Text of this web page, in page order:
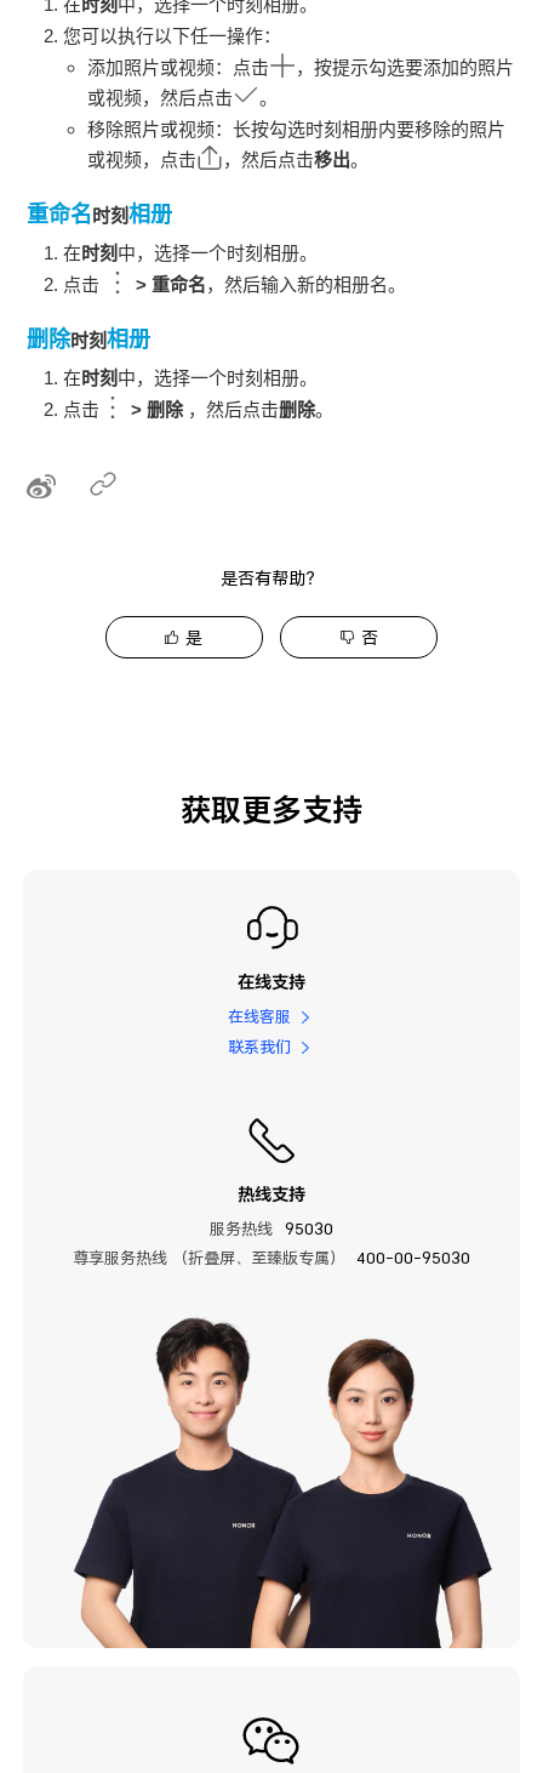
您可以执行以下任一操作：
添加照片或视频：点击
，按提示勾选要添加的照片
或视频，然后点击
。
移除照片或视频：长按勾选时刻相册内要移除的照片
或视频，点击
，然后点击移出。
重命名时刻相册
在时刻 中，选择一个时刻相册。
点击
>重命名，然后输入新的相册名。
删除时刻相册
在时刻 中，选择一个时刻相册。
点击
>删除 ，然后点击删除。
是否有帮助？
是 否
获取更多支持
在线支持
在线客服
联系我们
热线支持
服务热线
95030
尊享服务热线 （折叠屏、至臻版专属）
400-00-95030